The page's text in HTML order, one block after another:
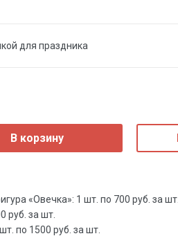
для праздника
В корзину
«Овечка»: 1 шт. по 700 руб. за шт.
руб. за шт.
по 1500 руб. за шт.